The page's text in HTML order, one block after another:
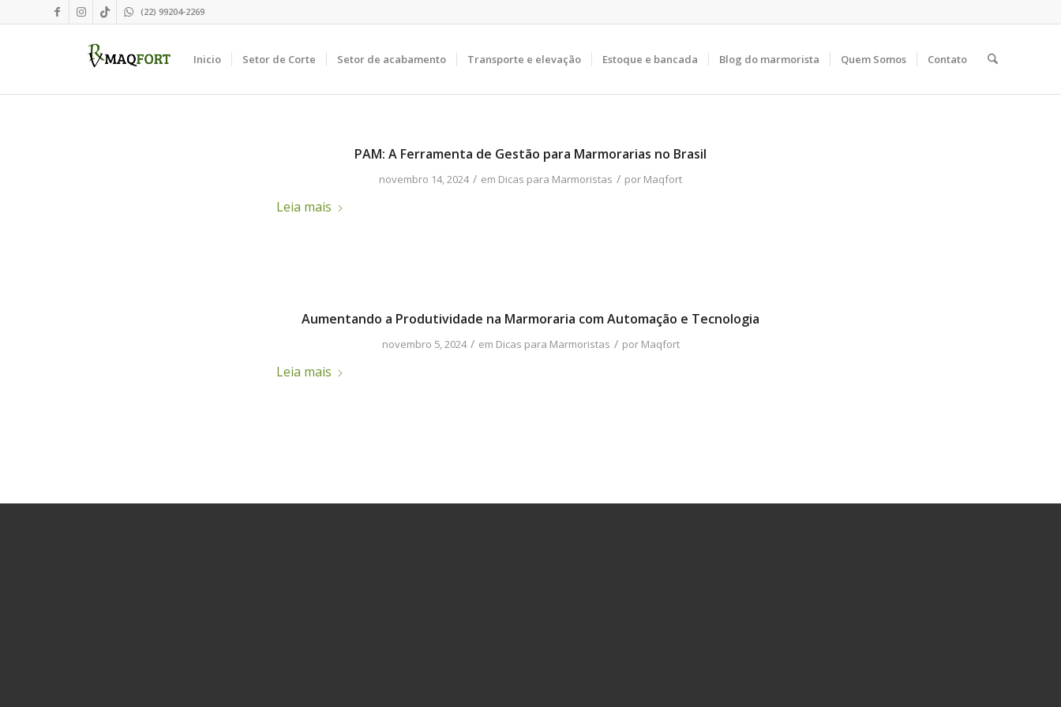
(22) 99204-2269
Inicio Setor de Corte Setor de acabamento Transporte e elevação Estoque e bancada Blog do marmorista Quem Somos Contato
PAM: A Ferramenta de Gestão para Marmorarias no Brasil
novembro 14, 2024 / em Dicas para Marmoristas / por Maqfort
Leia mais
Aumentando a Produtividade na Marmoraria com Automação e Tecnologia
novembro 5, 2024 / em Dicas para Marmoristas / por Maqfort
Leia mais